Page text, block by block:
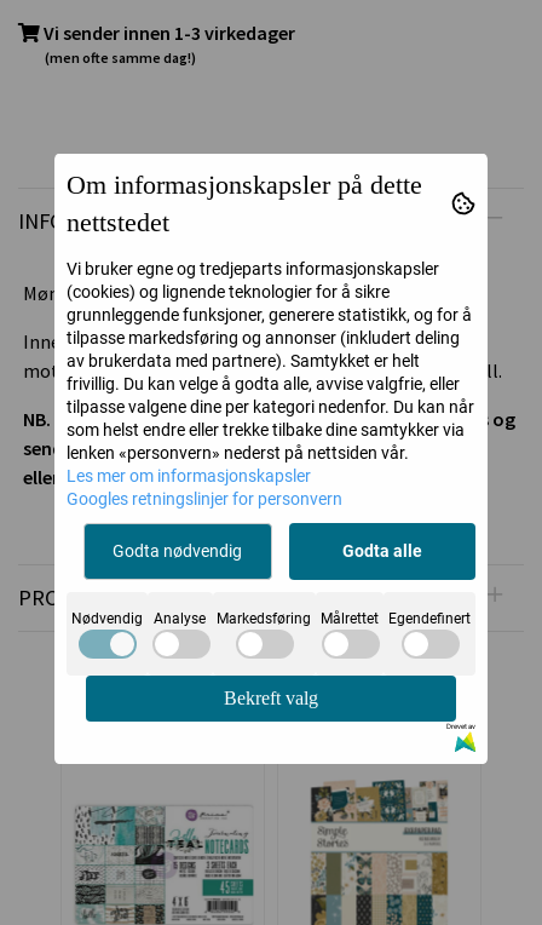
Vi sender innen 1-3 virkedager
(men ofte samme dag!)
INFORMASJON
Mønsterark fra Papirdesign - hel serie.
Inneholder 18 dobbeltsidige mønsterark med varierte
motiv som passer til vår, bryllup, konfirmasjon og fotball.
NB. Av frakthensyn kan arkene bøyes lett når de pakkes og
sendes. Arkene tåler dette fint og får ingen synlig brett
eller skade.
PRODUSENT
Alternative produkter
Om informasjonskapsler på dette
nettstedet
Vi bruker egne og tredjeparts informasjonskapsler
(cookies) og lignende teknologier for å sikre
grunnleggende funksjoner, generere statistikk, og for å
tilpasse markedsføring og annonser (inkludert deling
av brukerdata med partnere). Samtykket er helt
frivillig. Du kan velge å godta alle, avvise valgfrie, eller
tilpasse valgene dine per kategori nedenfor. Du kan når
som helst endre eller trekke tilbake dine samtykker via
lenken «personvern» nederst på nettsiden vår.
Les mer om informasjonskapsler
Googles retningslinjer for personvern
Godta nødvendig Godta alle
Nødvendig Analyse Markedsføring Målrettet Egendefinert
Bekreft valg
Drevet av